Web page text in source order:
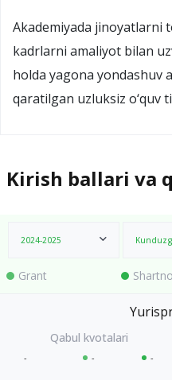
Akademiyada jinoyatlarni
kadrlarni amaliyot bilan
holda yagona yondashuv
qaratilgan uzluksiz o‘quv
Kirish ballari va
2024-2025
Grant
- - -